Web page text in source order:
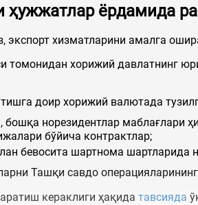
ҳужжатлар ёрдамида
экспорт хизматларини амалга
хорижий давлатнинг
доир хорижий валютада
норезидентлар маблағлари
бўйича контрактлар;
бевосита шартнома шартларида
Ташқи савдо
кераклиги ҳақида тавсияда